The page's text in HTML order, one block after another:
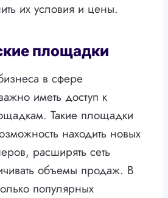
их условия и цены.
площадки
в сфере
иметь доступ к
Такие площадки
находить новых
расширять сеть
объемы продаж. В
популярных